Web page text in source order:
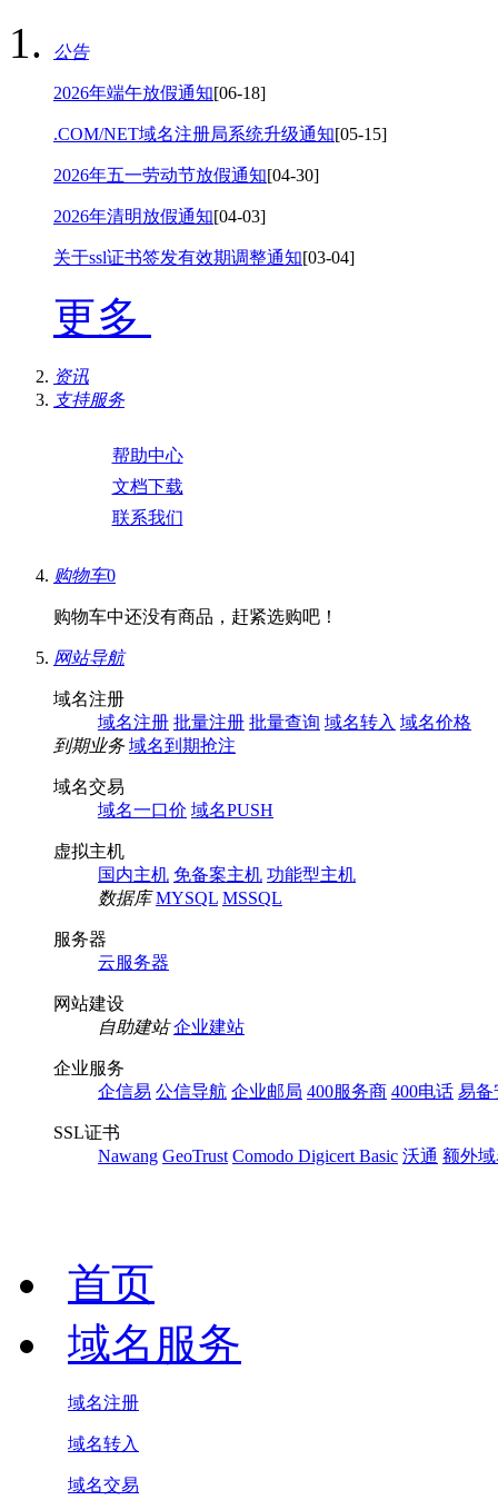
公告
2026年端午放假通知[06-18]
.COM/NET域名注册局系统升级通知[05-15]
2026年五一劳动节放假通知[04-30]
2026年清明放假通知[04-03]
关于ssl证书签发有效期调整通知[03-04]
更多
资讯
支持服务
帮助中心
文档下载
联系我们
购物车0
购物车中还没有商品，赶紧选购吧！
网站导航
域名注册
域名注册 批量注册 批量查询 域名转入 域名价格
到期业务 域名到期抢注
域名交易
域名一口价 域名PUSH
虚拟主机
国内主机 免备案主机 功能型主机
数据库 MYSQL MSSQL
服务器
云服务器
网站建设
自助建站 企业建站
企业服务
企信易 公信导航 企业邮局 400服务商 400电话 易备
SSL证书
Nawang GeoTrust Comodo Digicert Basic 沃通 额外
首页
域名服务
域名注册
域名转入
域名交易